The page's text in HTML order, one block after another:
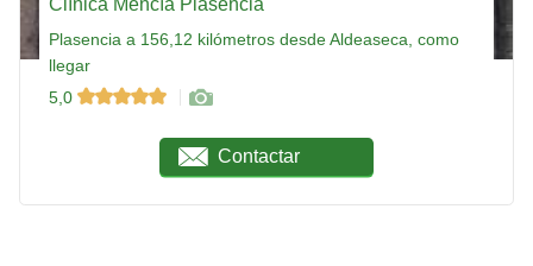
Clínica Mencía Plasencia
Plasencia a 156,12 kilómetros desde Aldeaseca, como
llegar
5,0
Contactar